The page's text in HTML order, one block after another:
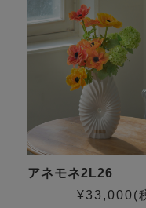
アネモネ2L26
¥33,000(